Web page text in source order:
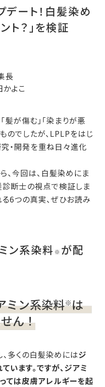
デート！白髪染め
ト？」を検証
長
よこ
が傷む」「染まりが悪
のでしたが、LPLPをはじ
・開発を重ね日々進化
、今回は、白髪染めにま
診断士の視点で検証しま
6つの真実、ぜひお読み
ン系染料 ※ が配
多くの白髪染めにはジ
ます。ですが、ジアミ
ては皮膚アレルギーを起